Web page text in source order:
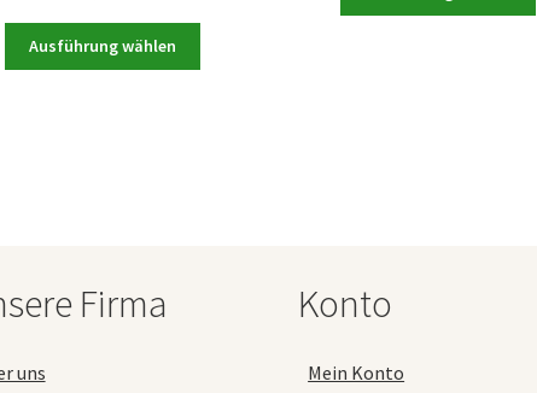
Ausführung wählen
69,90 €
Firma
uns
Konto
Mein Konto